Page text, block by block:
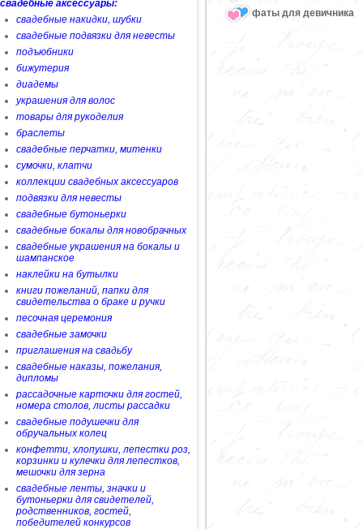
свадебные аксессуары:
свадебные накидки, шубки
свадебные подвязки для невесты
подъюбники
бижутерия
диадемы
украшения для волос
товары для рукоделия
браслеты
свадебные перчатки, митенки
сумочки, клатчи
коллекции свадебных аксессуаров
подвязки для невесты
свадебные бутоньерки
свадебные бокалы для новобрачных
свадебные украшения на бокалы и
шампанское
наклейки на бутылки
книги пожеланий, папки для
свидетельства о браке и ручки
песочная церемония
свадебные замочки
приглашения на свадьбу
свадебные наказы, пожелания,
дипломы
рассадочные карточки для гостей,
номера столов, листы рассадки
свадебные подушечки для
обручальных колец
конфетти, хлопушки, лепестки роз,
корзинки и кулечки для лепестков,
мешочки для зерна
свадебные ленты, значки и
бутоньерки для свидетелей,
родственников, гостей,
победителей конкурсов
фаты для девичника